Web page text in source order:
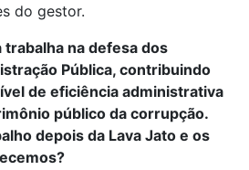
do gestor.
trabalha na defesa dos
Pública, contribuindo
de eficiência administrativa
público da corrupção.
depois da Lava Jato e os